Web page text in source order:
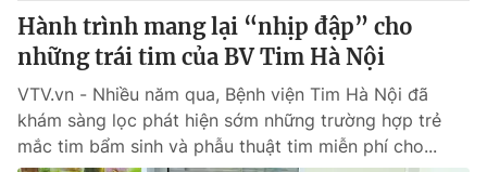
Hành trình mang lại “nhịp đập” cho
những trái tim của BV Tim Hà Nội
VTV.vn - Nhiều năm qua, Bệnh viện Tim Hà Nội đã
khám sàng lọc phát hiện sớm những trường hợp trẻ
mắc tim bẩm sinh và phẫu thuật tim miễn phí cho...